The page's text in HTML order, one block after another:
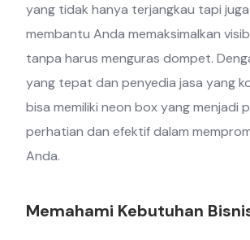
yang tidak hanya terjangkau tapi
membantu Anda memaksimalkan
tanpa harus menguras dompet.
yang tepat dan penyedia jasa yang
bisa memiliki neon box yang menjadi
perhatian dan efektif dalam
Anda.
Memahami Kebutuhan